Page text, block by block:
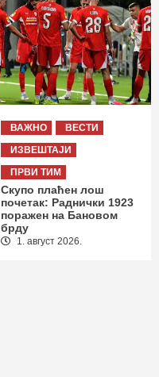
ВАЖНО
ВЕСТИ
ИЗВЕШТАЈИ
ПРВИ ТИМ
Скупо плаћен лош
почетак: Раднички 1923
поражен на Бановом
брду
1. август 2026.